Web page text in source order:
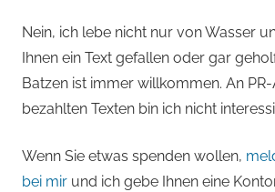
Nein, ich lebe nicht nur von Wasser
Ihnen ein Text gefallen oder gar
Batzen ist immer willkommen. An
bezahlten Texten bin ich nicht
Wenn Sie etwas spenden wollen,
bei mir und ich gebe Ihnen eine